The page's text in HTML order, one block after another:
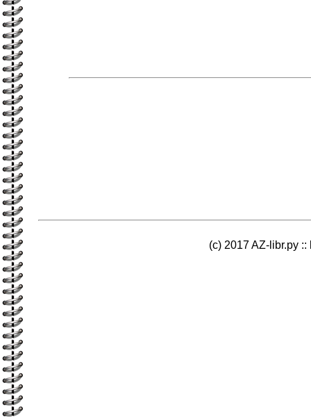
(c) 2017 AZ-libr.ру ::